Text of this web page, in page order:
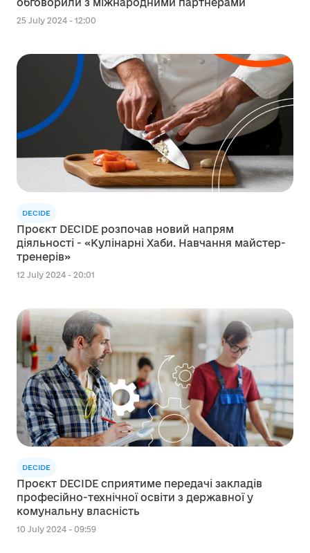
обговорили з міжнародними партнерами
25 July 2024 - 12:00
DECIDE
Проєкт DECIDE розпочав новий напрям
діяльності - «Кулінарні Хаби. Навчання майстер-
тренерів»
12 July 2024 - 20:01
DECIDE
Проєкт DECIDE сприятиме передачі закладів
професійно-технічної освіти з державної у
комунальну власність
10 July 2024 - 09:59